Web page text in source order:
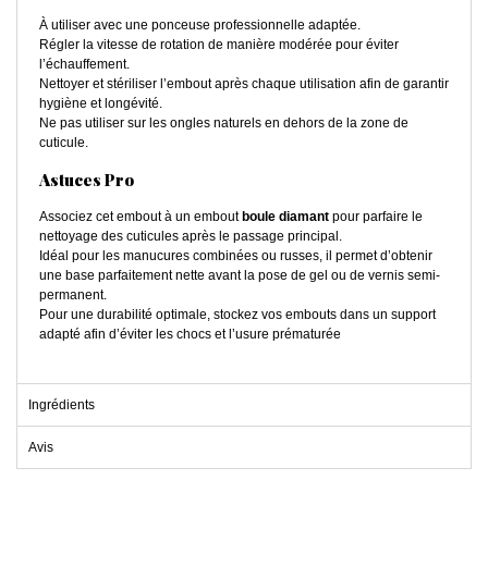
À utiliser avec une ponceuse professionnelle adaptée.
Régler la vitesse de rotation de manière modérée pour éviter
l’échauffement.
Nettoyer et stériliser l’embout après chaque utilisation afin de garantir
hygiène et longévité.
Ne pas utiliser sur les ongles naturels en dehors de la zone de
cuticule.
Astuces Pro
Associez cet embout à un emboutboule diamant pour parfaire le
nettoyage des cuticules après le passage principal.
Idéal pour les manucures combinées ou russes, il permet d’obtenir
une base parfaitement nette avant la pose de gel ou de vernis semi-
permanent.
Pour une durabilité optimale, stockez vos embouts dans un support
adapté afin d’éviter les chocs et l’usure prématurée
Ingrédients
Avis